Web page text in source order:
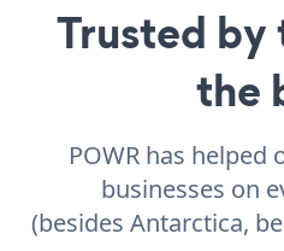
Trusted by
the
POWR has helped
businesses on
(besides Antarctica,